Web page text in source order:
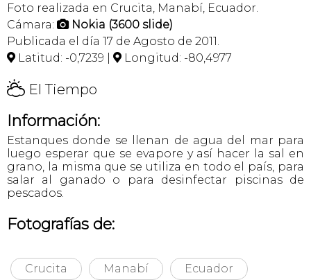
Foto realizada en Crucita, Manabí, Ecuador.
Cámara:  Nokia (3600 slide)
Publicada el día 17 de Agosto de 2011.
 Latitud: -0,7239 |  Longitud: -80,4977
H El Tiempo
Información:
Estanques donde se llenan de agua del mar para
luego esperar que se evapore y así hacer la sal en
grano, la misma que se utiliza en todo el país, para
salar al ganado o para desinfectar piscinas de
pescados.
Fotografías de:
Crucita Manabí Ecuador